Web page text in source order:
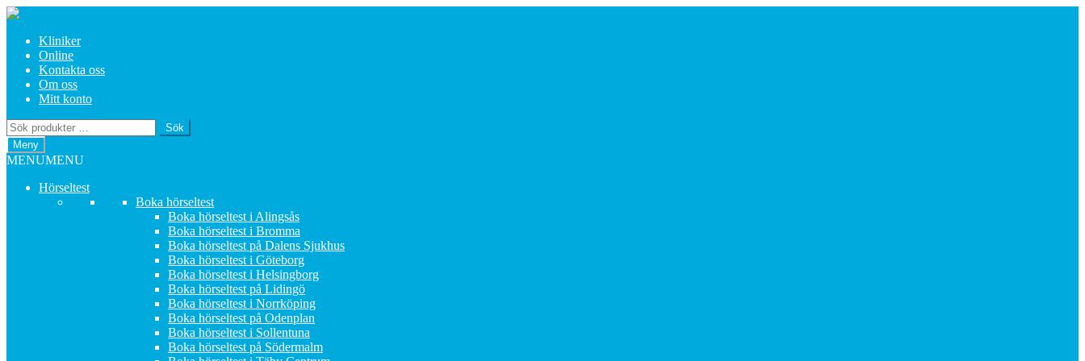
Hoppa
navigering
Hoppa
innehållKliniker
Online
Kontakta oss
Om oss
Mitt konto
Sök
efter:
Sök
Meny
MENUMENU
Hörseltest
Boka hörseltest
Boka hörseltest i Alingsås
Boka hörseltest i Bromma
Boka hörseltest på Dalens Sjukhus
Boka hörseltest i Göteborg
Boka hörseltest i Helsingborg
Boka hörseltest på Lidingö
Boka hörseltest i Norrköping
Boka hörseltest på Odenplan
Boka hörseltest i Sollentuna
Boka hörseltest på Södermalm